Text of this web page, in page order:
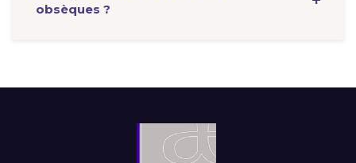
obsèques ?